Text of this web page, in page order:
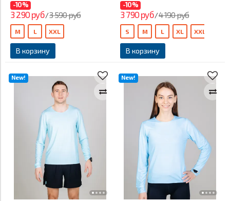
-10%
3 290 руб/3 590 руб
В корзину
M L XXL
-10%
3 790 руб/4 190 руб
В корзину
S M L XL XXL
New! New!